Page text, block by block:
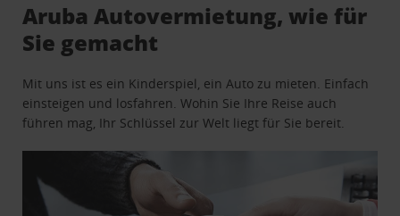
Aruba Autovermietung, wie für
Sie gemacht
Mit uns ist es ein Kinderspiel, ein Auto zu mieten. Einfach
einsteigen und losfahren. Wohin Sie Ihre Reise auch
führen mag, Ihr Schlüssel zur Welt liegt für Sie bereit.